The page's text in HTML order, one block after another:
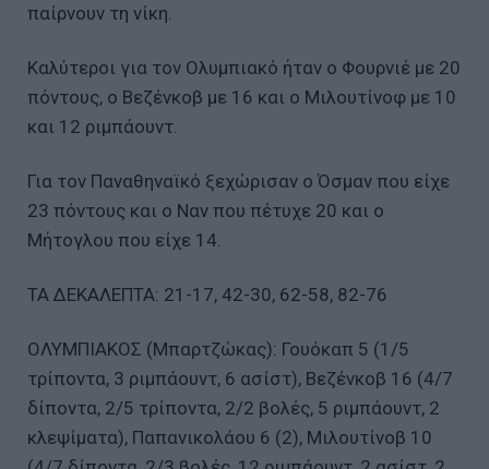
παίρνουν τη νίκη.
Καλύτεροι για τον Ολυμπιακό ήταν ο Φουρνιέ με 20
πόντους, ο Βεζένκοβ με 16 και ο Μιλουτίνοφ με 10
και 12 ριμπάουντ.
Για τον Παναθηναϊκό ξεχώρισαν ο Όσμαν που είχε
23 πόντους και ο Ναν που πέτυχε 20 και ο
Μήτογλου που είχε 14.
ΤΑ ΔΕΚΑΛΕΠΤΑ: 21-17, 42-30, 62-58, 82-76
ΟΛΥΜΠΙΑΚΟΣ (Μπαρτζώκας): Γουόκαπ 5 (1/5
τρίποντα, 3 ριμπάουντ, 6 ασίστ), Βεζένκοβ 16 (4/7
δίποντα, 2/5 τρίποντα, 2/2 βολές, 5 ριμπάουντ, 2
κλεψίματα), Παπανικολάου 6 (2), Μιλουτίνοβ 10